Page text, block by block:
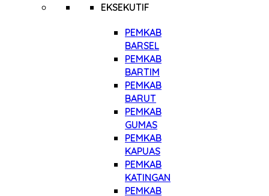
EKSEKUTIF
PEMKAB
BARSEL
PEMKAB
BARTIM
PEMKAB
BARUT
PEMKAB
GUMAS
PEMKAB
KAPUAS
PEMKAB
KATINGAN
PEMKAB